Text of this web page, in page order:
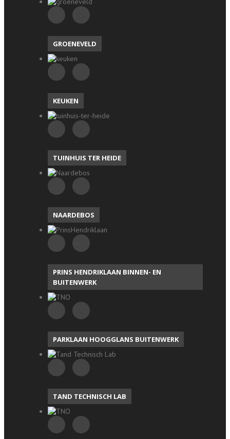
GROENEVELD
KEUKEN
TUINHUIS TER HEIDE
NAARDEBOS
PRINS HENDRIKLAAN BINNEN- EN
BUITENWERK
PARKLAAN HOOGGLANS BUITENWERK
TAND TECHNISCH LAB